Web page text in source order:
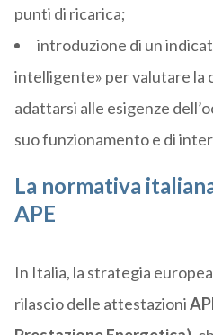
punti di ricarica;
introduzione di un
intelligente» per valutare la
adattarsi alle esigenze
suo funzionamento e di
La normativa
APE
In Italia, la strategia
rilascio delle attestazioni